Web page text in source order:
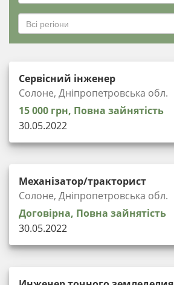
Всі регіони
Сервісний інженер
Солоне, Дніпропетровська обл.
15 000 грн, Повна зайнятість
30.05.2022
Механізатор/тракторист
Солоне, Дніпропетровська обл.
Договірна, Повна зайнятість
30.05.2022